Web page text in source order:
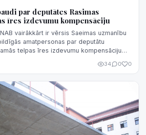
par deputātes Rasimas
īres izdevumu kompensāciju
vairākkārt ir vērsis Saeimas uzmanību
amatpersonas par deputātu
telpas īres izdevumu kompensāciju
izmantot negodprātīgi.
34 0 0